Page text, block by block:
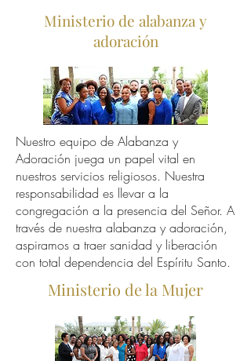
Ministerio de alabanza y
adoración
Nuestro equipo de Alabanza y
Adoración juega un papel vital en
nuestros servicios religiosos. Nuestra
responsabilidad es llevar a la
congregación a la presencia del Señor. A
través de nuestra alabanza y adoración,
aspiramos a traer sanidad y liberación
con total dependencia del Espíritu Santo.
Ministerio de la Mujer